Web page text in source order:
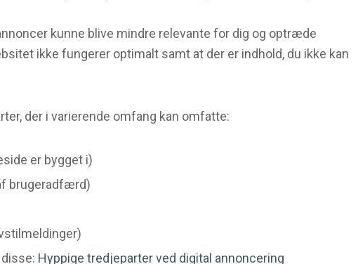
kunne blive mindre relevante for dig og optræde
ikke fungerer optimalt samt at der er indhold, du ikke kan
der i varierende omfang kan omfatte:
er bygget i)
brugeradfærd)
Hyppige tredjeparter ved digital annoncering